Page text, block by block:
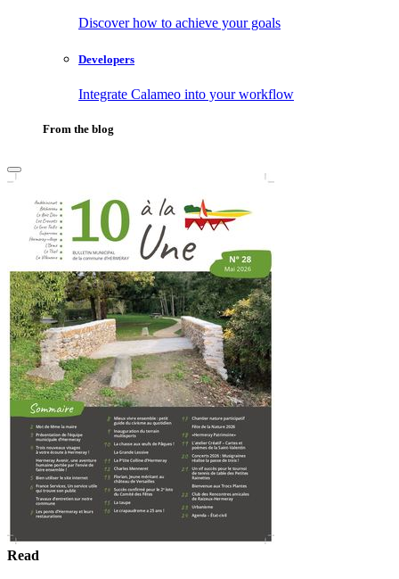
Discover how to achieve your goals
Developers
Integrate Calameo into your workflow
From the blog
Read